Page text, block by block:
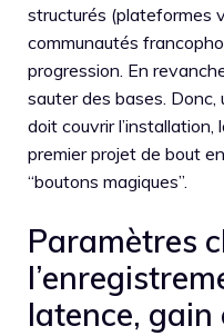
structurés (plateformes
communautés
progression. En
sauter des bases. Donc,
doit couvrir l’installation,
premier projet de bout
“boutons magiques”.
Paramètres
latence,